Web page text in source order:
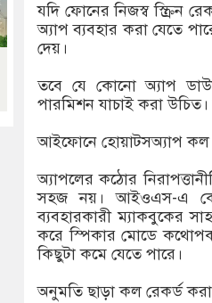
যদি ফোনের নিজস্ব স্ক্রিন
অ্যাপ ব্যবহার করা যেতে
দেয়।
তবে যে কোনো অ্যাপ
পারমিশন যাচাই করা
আইফোনে হোয়াটসঅ্যাপ কল
অ্যাপলের কঠোর
সহজ নয়। আইওএস-এ
ব্যবহারকারী ম্যাকবুকের
করে স্পিকার মোডে
কিছুটা কমে যেতে পারে।
অনুমতি ছাড়া কল রেকর্ড